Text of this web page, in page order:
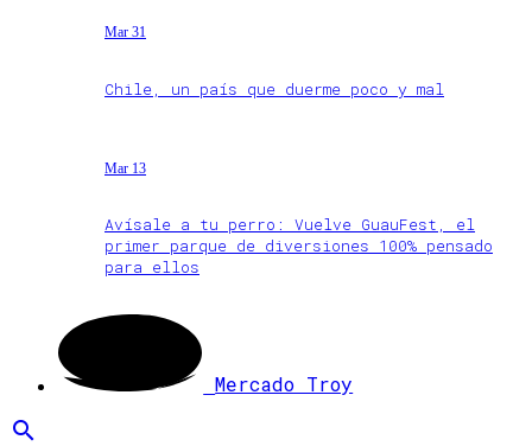
Mar 31
Chile, un país que duerme poco y mal
Mar 13
Avísale a tu perro: Vuelve GuauFest, el
primer parque de diversiones 100% pensado
para ellos
Mercado Troy
search